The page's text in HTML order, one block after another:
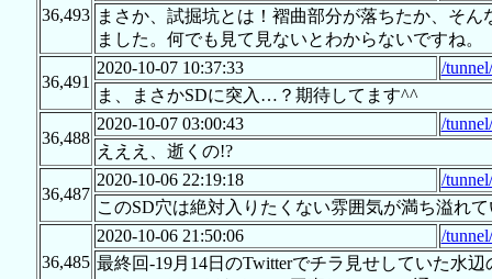
36,493 まさか、試掘坑とは！褶曲部分が落ちたか、そ
ました。何でも見て見ないとわからないですね。
36,491
2020-10-07 10:37:33
/
ま、まさかSDに突入…？期待してます^^
36,488
2020-10-07 03:00:43
/
えええ、逝くの!?
36,487
2020-10-06 22:19:18
/
このSD穴は絶対入りたくない雰囲気が満ち溢れ
36,485
2020-10-06 21:50:06
/
最終回-19月14日のTwitterでチラ見せしていた水